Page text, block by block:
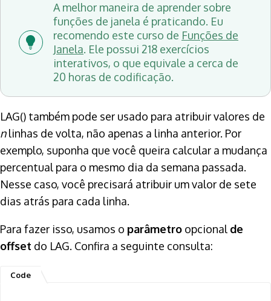
A melhor maneira de aprender sobre
funções de janela é praticando. Eu
recomendo este curso de Funções de
Janela. Ele possui 218 exercícios
interativos, o que equivale a cerca de
20 horas de codificação.
LAG() também pode ser usado para atribuir valores de
nlinhas de volta, não apenas a linha anterior. Por
exemplo, suponha que você queira calcular a mudança
percentual para o mesmo dia da semana passada.
Nesse caso, você precisará atribuir um valor de sete
dias atrás para cada linha.
Para fazer isso, usamos o parâmetro opcional de
offset do LAG. Confira a seguinte consulta: